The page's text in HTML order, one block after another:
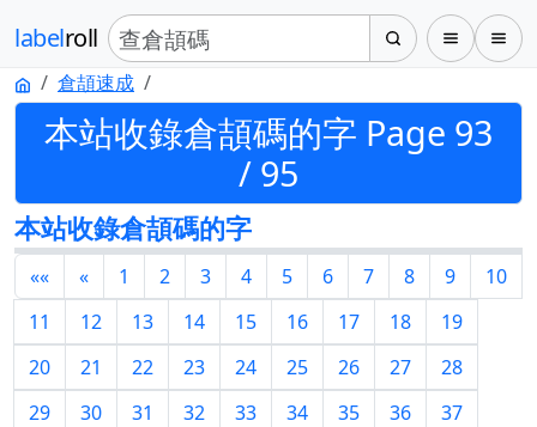
labelroll
倉頡速成
本站收錄倉頡碼的字 Page 93
/ 95
本站收錄倉頡碼的字
«« « 1 2 3 4 5 6 7 8 9
10
11
12 13 14 15 16 17 18
19
20
21 22 23 24 25 26 27
28
29
30 31 32 33 34 35 36
37